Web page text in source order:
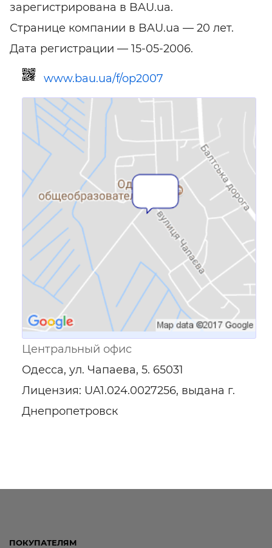
зарегистрирована в BAU.ua.
Странице компании в BAU.ua — 20 лет.
Дата регистрации — 15-05-2006.
www.bau.ua/f/op2007
Ссылка для мобильных устройств
Центральный офис
Одесса, ул. Чапаева, 5. 65031
Лицензия: UA1.024.0027256, выдана г.
Днепропетровск
ПОКУПАТЕЛЯМ